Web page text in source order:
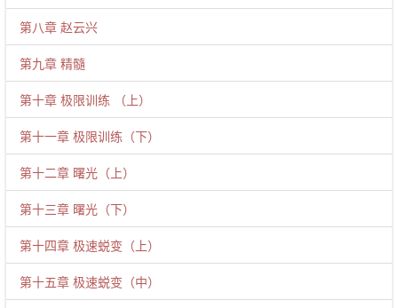
第八章 赵云兴
第九章 精髓
第十章 极限训练 （上）
第十一章 极限训练（下）
第十二章 曙光（上）
第十三章 曙光（下）
第十四章 极速蜕变（上）
第十五章 极速蜕变（中）